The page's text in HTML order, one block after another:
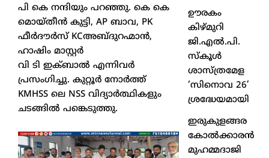
പി കെ നന്ദിയും പറഞ്ഞു. കെ കെ
മൊയ്തീന്‍ കുട്ടി, AP ബാവ, PK
ഫീര്‍ദൗര്‍സ് KCഅബ്ദുറഹ്മാന്‍,
ഹാഷിം മാസ്റ്റര്‍
വി ടി ഇക്ബാല്‍ എന്നിവര്‍
പ്രസംഗിച്ചു. കുറ്റൂര്‍ നോര്‍ത്ത്
KMHSS ലെ NSS വിദ്യാര്‍ത്ഥികളും
ചടങ്ങില്‍ പങ്കെടുത്തു.
ഊരകം
കിഴ്മുറി
ജി.എൽ.പി.
സ്കൂൾ
ശാസ്ത്രമേള
‘സിനൊവ 26’
ശ്രദ്ധേയമായി
ഇരുകുളങ്ങര
കോൽക്കാരൻ
മുഹമ്മദാജി